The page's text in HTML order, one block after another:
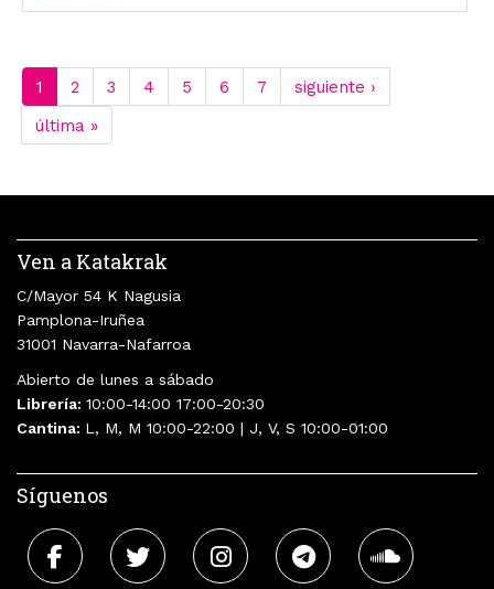
1 2 3 4 5 6 7
siguiente ›
última »
Ven a Katakrak
C/Mayor 54 K Nagusia
Pamplona-Iruñea
31001 Navarra-Nafarroa
Abierto de lunes a sábado
Librería: 10:00-14:00 17:00-20:30
Cantina: L, M, M 10:00-22:00 | J, V, S 10:00-01:00
Síguenos